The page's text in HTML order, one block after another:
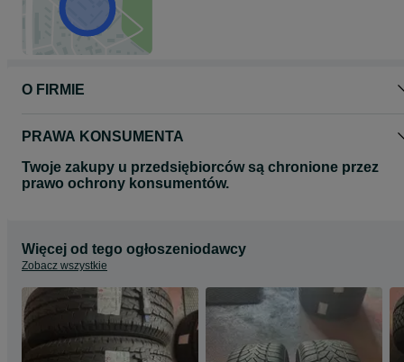
O FIRMIE
PRAWA KONSUMENTA
Twoje zakupy u przedsiębiorców są chronione przez
prawo ochrony konsumentów.
Więcej od tego ogłoszeniodawcy
Zobacz wszystkie